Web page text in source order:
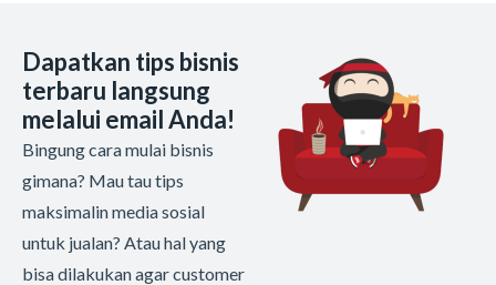
Dapatkan tips bisnis
terbaru langsung
melalui email Anda!
Bingung cara mulai bisnis
gimana? Mau tau tips
maksimalin media sosial
untuk jualan? Atau hal yang
bisa dilakukan agar customer